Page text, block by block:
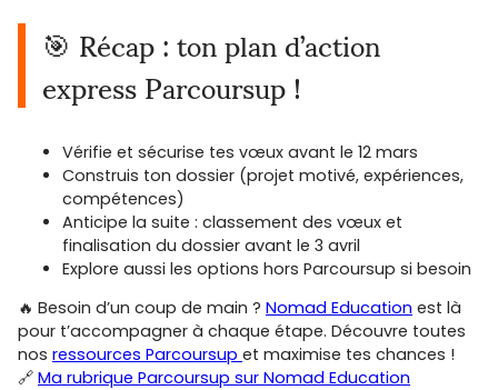
🎯 Récap : ton plan d’action
express Parcoursup !
Vérifie et sécurise tes vœux avant le 12 mars
Construis ton dossier (projet motivé, expériences,
compétences)
Anticipe la suite : classement des vœux et
finalisation du dossier avant le 3 avril
Explore aussi les options hors Parcoursup si besoin
🔥 Besoin d’un coup de main ? Nomad Education est là
pour t’accompagner à chaque étape. Découvre toutes
nos ressources Parcoursup et maximise tes chances !
🔗 Ma rubrique Parcoursup sur Nomad Education